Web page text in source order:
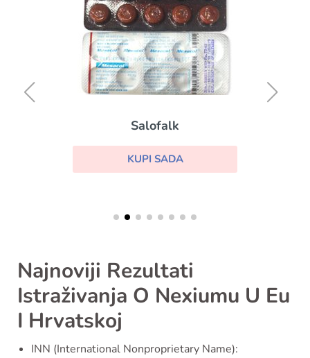
Salofalk
KUPI SADA
Najnoviji Rezultati
Istraživanja O Nexiumu U Eu
I Hrvatskoj
INN (International Nonproprietary Name):